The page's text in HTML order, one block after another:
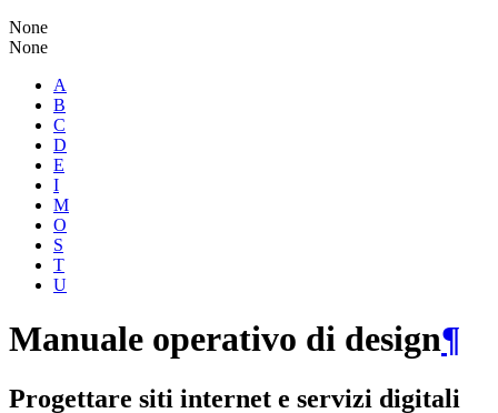
None
None
A
B
C
D
E
I
M
O
S
T
U
Manuale operativo di design¶
Progettare siti internet e servizi digitali